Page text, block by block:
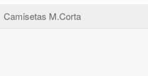
Camisetas M.Corta